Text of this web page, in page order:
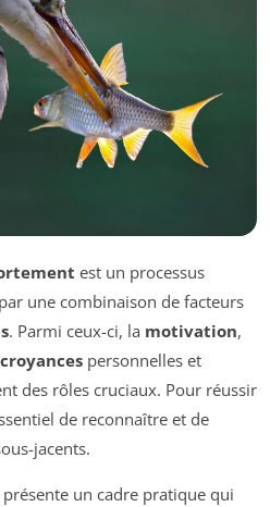
est un processus
une combinaison de facteurs
. Parmi ceux-ci, la motivation,
croyances personnelles et
des rôles cruciaux. Pour réussir
de reconnaître et de
jacents.
présente un cadre pratique qui